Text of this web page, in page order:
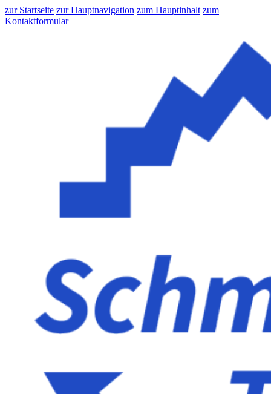
zur Startseite zur Hauptnavigation zum Hauptinhalt zum
Kontaktformular